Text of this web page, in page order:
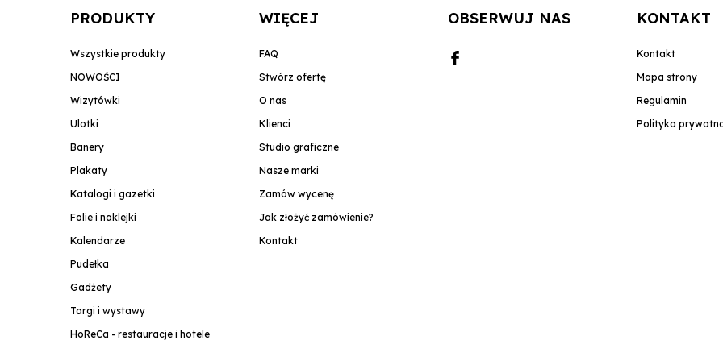
PRODUKTY
Wszystkie produkty
NOWOŚCI
Wizytówki
Ulotki
Banery
Plakaty
Katalogi i gazetki
Folie i naklejki
Kalendarze
Pudełka
Gadżety
Targi i wystawy
HoReCa - restauracje i hotele
WIĘCEJ
FAQ
Stwórz ofertę
O nas
Klienci
Studio graficzne
Nasze marki
Zamów wycenę
Jak złożyć zamówienie?
Kontakt
OBSERWUJ NAS KONTAKT
Kontakt
Mapa strony
Regulamin
Polityka